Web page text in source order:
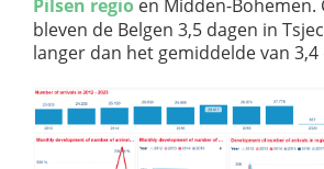
Pilsen regio en Midden-Bohemen.
bleven de Belgen 3,5 dagen in
langer dan het gemiddelde van 3,4